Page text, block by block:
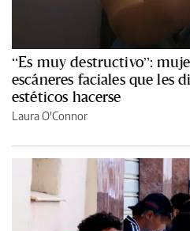
“Es muy destructivo”:
escáneres faciales que les
estéticos hacerse
Laura O'Connor